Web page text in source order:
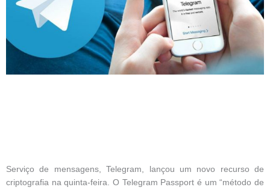
Serviço de mensagens, Telegram, lançou um novo recurso de
criptografia na quinta-feira. O Telegram Passport é um “método de